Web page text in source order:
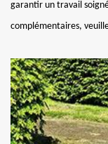
garantir un travail
complémentaires,